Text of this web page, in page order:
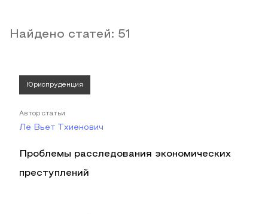
Найдено статей: 51
Юриспруденция
Автор статьи
Ле Вьет Тхиенович
Проблемы расследования экономических
преступлений